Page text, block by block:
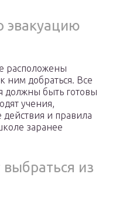
эвакуацию
расположены
ним добраться. Все
должны быть готовы
учения,
и правила
заранее
из